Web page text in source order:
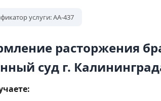
услуги: АА-437
расторжения
суд г.